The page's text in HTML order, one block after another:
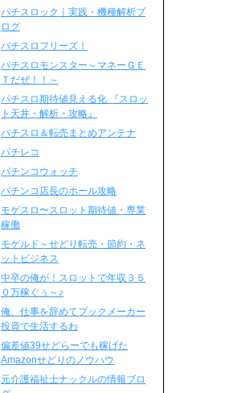
パチスロック｜実践・機種解析ブ
ログ
パチスロフリーズ！
パチスロモンスター～マネーＧＥ
Ｔだぜ！！～
パチスロ期待値見える化 『スロッ
ト天井・解析・攻略』
パチスロ＆転売まとめアンテナ
パチレコ
パチンコウォッチ
パチンコ店長のホール攻略
モゲスロ〜スロット期待値・専業
稼働
モゲルド～せどり転売・節約・ネ
ットビジネス
中卒の俺が！スロットで年収３５
０万稼ぐぅ～♪
俺、仕事を辞めてブックメーカー
投資で生活するわ
偏差値39せどらーでも稼げた
Amazonせどりのノウハウ
元介護福祉士ナックルの情報ブロ